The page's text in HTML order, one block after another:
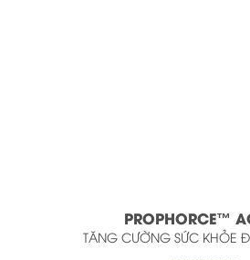
PROPHORCE™
TĂNG CƯỜNG SỨC KHỎE